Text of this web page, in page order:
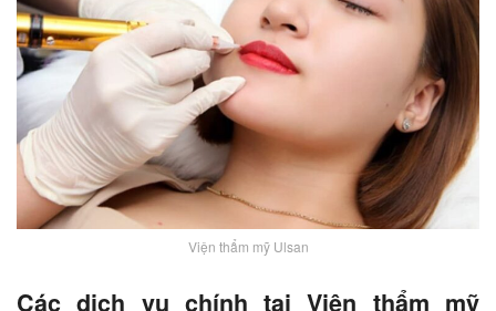
Viện thẩm mỹ Ulsan
Các dịch vụ chính tại Viện thẩm mỹ